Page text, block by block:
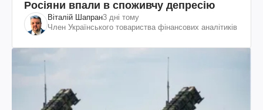
Росіяни впали в споживчу депресію
Віталій Шапран3 дні тому
Член Українського товариства фінансових аналітиків